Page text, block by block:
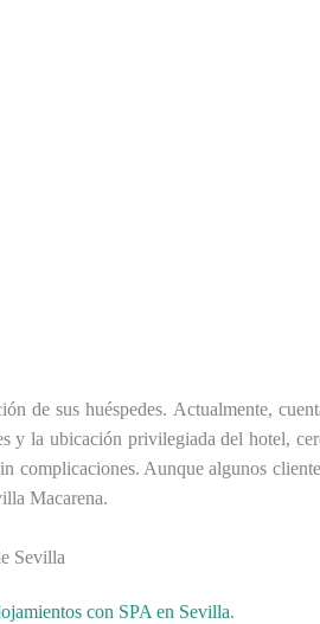
de sus huéspedes. Actualmente,
y la ubicación privilegiada del hotel,
Aunque algunos
Macarena.
Sevilla
con SPA en Sevilla.